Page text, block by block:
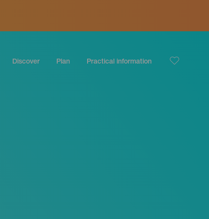
Discover Plan Practical information